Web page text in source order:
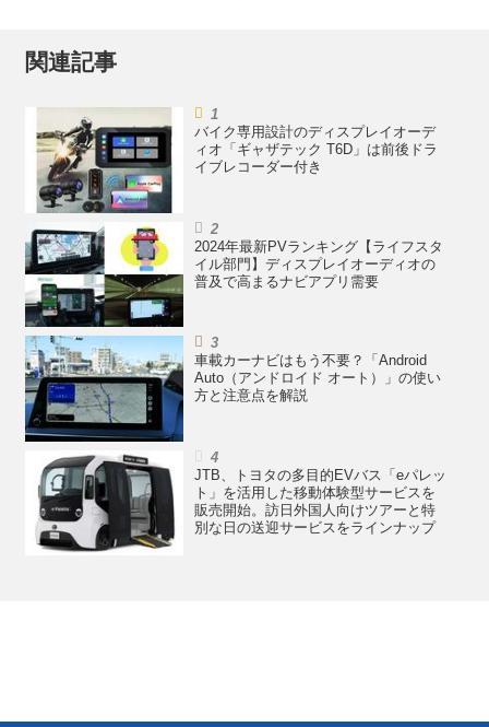
関連記事
バイク専用設計のディスプレイオーデ
ィオ「ギャザテック T6D」は前後ドラ
イブレコーダー付き
2024年最新PVランキング【ライフスタ
イル部門】ディスプレイオーディオの
普及で高まるナビアプリ需要
車載カーナビはもう不要？「Android
Auto（アンドロイド オート）」の使い
方と注意点を解説
JTB、トヨタの多目的EVバス「eパレッ
ト」を活用した移動体験型サービスを
販売開始。訪日外国人向けツアーと特
別な日の送迎サービスをラインナップ